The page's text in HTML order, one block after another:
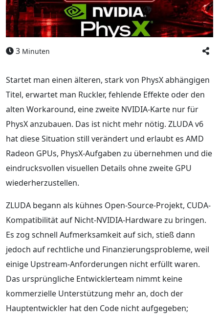
3 Minuten
Startet man einen älteren, stark von PhysX abhängigen
Titel, erwartet man Ruckler, fehlende Effekte oder den
alten Workaround, eine zweite NVIDIA-Karte nur für
PhysX anzubauen. Das ist nicht mehr nötig. ZLUDA v6
hat diese Situation still verändert und erlaubt es AMD
Radeon GPUs, PhysX-Aufgaben zu übernehmen und die
eindrucksvollen visuellen Details ohne zweite GPU
wiederherzustellen.
ZLUDA begann als kühnes Open-Source-Projekt, CUDA-
Kompatibilität auf Nicht-NVIDIA-Hardware zu bringen.
Es zog schnell Aufmerksamkeit auf sich, stieß dann
jedoch auf rechtliche und Finanzierungsprobleme, weil
einige Upstream-Anforderungen nicht erfüllt waren.
Das ursprüngliche Entwicklerteam nimmt keine
kommerzielle Unterstützung mehr an, doch der
Hauptentwickler hat den Code nicht aufgegeben;